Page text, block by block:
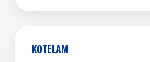
KOTELAM